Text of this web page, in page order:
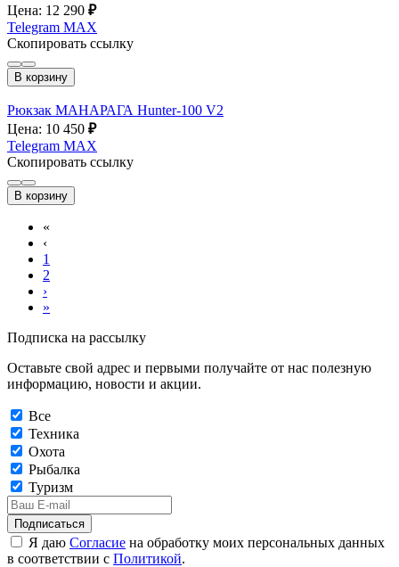
Цена: 12 290 ₽
Telegram MAX
Скопировать ссылку
В корзину
Рюкзак МАНАРАГА Hunter-100 V2
Цена: 10 450 ₽
Telegram MAX
Скопировать ссылку
В корзину
«
‹
1
2
›
»
Подписка на рассылку
Оставьте свой адрес и первыми получайте от нас полезную
информацию, новости и акции.
Все
Техника
Охота
Рыбалка
Туризм
Подписаться
Я даю Согласие на обработку моих персональных данных
в соответствии с Политикой.